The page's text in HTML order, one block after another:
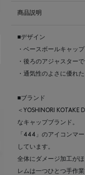
商品説明
■デザイン
・ベースボールキャップ
・後ろのアジャスターで
・通気性のよさに優れ
■ブランド
＜YOSHINORI
なキャップブランド。
「444」のアイコンマ
しています。
全体にダメージ加工が
レムは一つひとつ手作